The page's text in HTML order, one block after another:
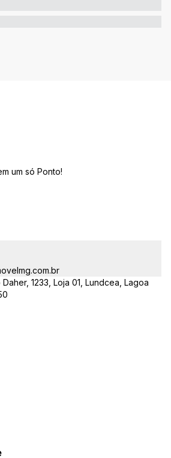
um só Ponto!
1233, Loja 01, Lundcea, Lagoa